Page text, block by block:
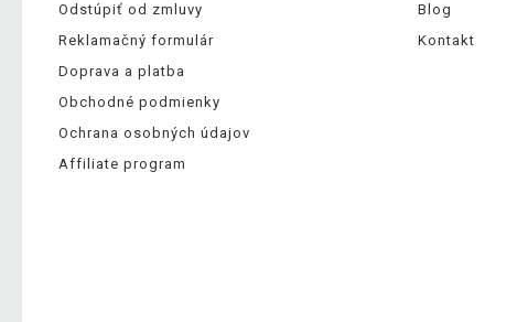
Odstúpiť od zmluvy
Reklamačný formulár
Doprava a platba
Obchodné podmienky
Ochrana osobných údajov
Affiliate program
Blog
Kontakt